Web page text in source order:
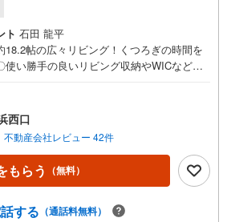
ト 石田 龍平
18.2帖の広々リビング！くつろぎの時間を
使い勝手の良いリビング収納やWICなど豊
れます（細則有り）ーーーーYahoo！ 不
対象店舗ーーーー当店で物件を成約する
スライトがもらえる「Yahoo！ 不動産 物
ーン」の対象になります。「資料をもら
をする」ボタンからお問い合わせくださ
！ JAPAN IDでログインしてください。※P
60日です。ーーーーーーーーーーーーーー
西口
不動産会社レビュー 42件
もらう （無料）
する （通話料無料）